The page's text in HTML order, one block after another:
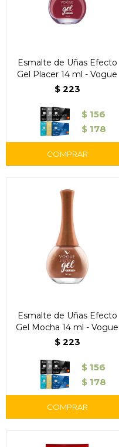
Esmalte de Uñas Efecto
Gel Placer 14 ml - Vogue
$ 223
$ 156
$ 178
Esmalte de Uñas Efecto
Gel Mocha 14 ml - Vogue
$ 223
$ 156
$ 178